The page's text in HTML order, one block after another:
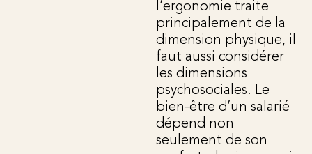
l’ergonomie traite
principalement de la
dimension physique, il
faut aussi considérer
les dimensions
psychosociales. Le
bien-être d’un salarié
dépend non
seulement de son